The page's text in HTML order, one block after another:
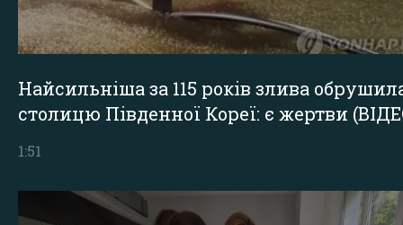
Найсильніша за 115 років злива
столицю Південної Кореї: є жертви
1:51